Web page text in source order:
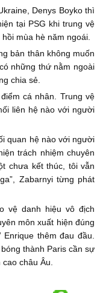
Denys Boyko thì
tại PSG khi trung vệ
mùa hè năm ngoái.
bản thân không muốn
những thứ nằm ngoài
chia sẻ.
cá nhân. Trung vệ
liên hệ nào với người
quan hệ nào với người
trách nhiệm chuyên
chưa kết thúc, tôi vẫn
Zabarnyi từng phát
vệ danh hiệu vô địch
môn xuất hiện đúng
thêm đau đầu.
thành Paris cần sự
châu Âu.